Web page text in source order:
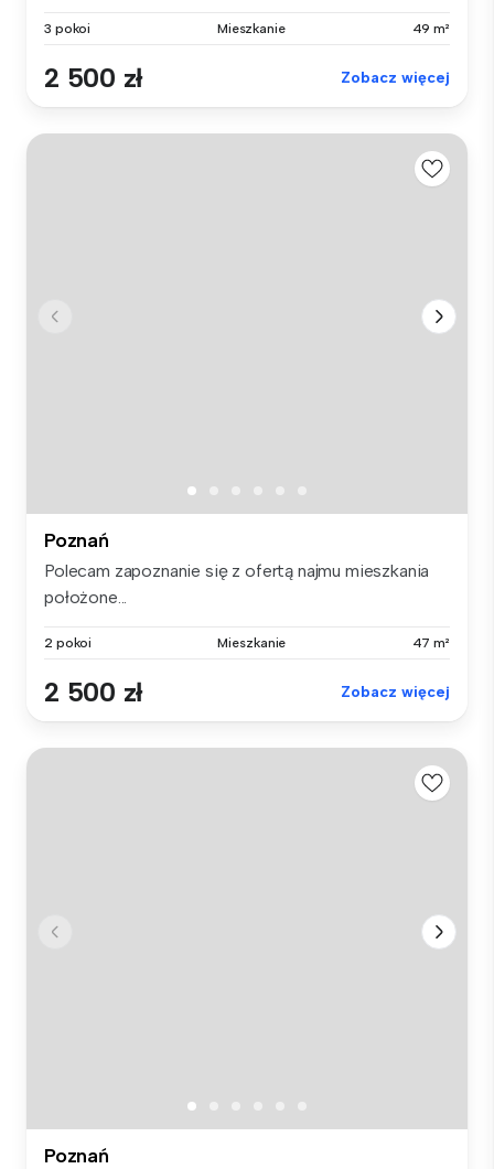
3 pokoi Mieszkanie 49 m²
2 500 zł Zobacz więcej
Poznań
Polecam zapoznanie się z ofertą najmu mieszkania
położone...
2 pokoi Mieszkanie 47 m²
2 500 zł Zobacz więcej
Poznań